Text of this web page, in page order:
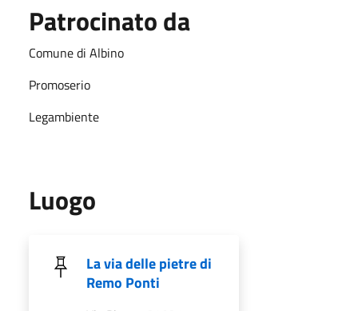
Patrocinato da
Comune di Albino
Promoserio
Legambiente
Luogo
La via delle pietre di
Remo Ponti